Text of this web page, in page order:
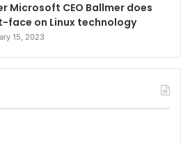
Microsoft CEO Ballmer does
face on Linux technology
15, 2023